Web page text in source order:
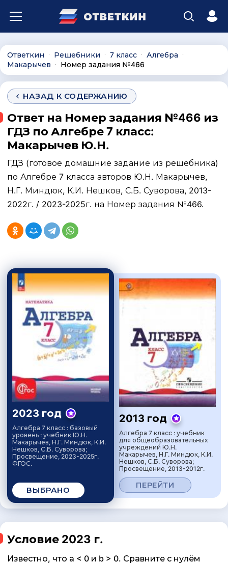
Ответкин ∙ Решебники ∙ 7 класс ∙ Алгебра ∙
Макарычев ∙ Номер задания №466
НАЗАД К СОДЕРЖАНИЮ
Ответ на Номер задания №466 из
ГДЗ по Алгебре 7 класс:
Макарычев Ю.Н.
ГДЗ (готовое домашние задание из решебника)
по Алгебре 7 класса авторов Ю.Н. Макарычев,
Н.Г. Миндюк, К.И. Нешков, С.Б. Суворова, 2013-
2022г. / 2023-2025г. на Номер задания №466.
2023 год
Алгебра 7 класс : базовый
уровень : учебник Ю.Н.
Макарычев, Н.Г. Миндюк, К.И.
Нешков, С.Б. Суворова;
Просвещение, 2023-2025г.
ФГОС.
ВЫБРАНО
2013 год
Алгебра 7 класс : учебник
для общеобразовательных
учреждений Ю.Н.
Макарычев, Н.Г. Миндюк, К.И.
Нешков, С.Б. Суворова;
Просвещение, 2013-2012г.
ПЕРЕЙТИ
Условие 2023 г.
Известно, что а < 0 и b > 0. Сравните с нулём